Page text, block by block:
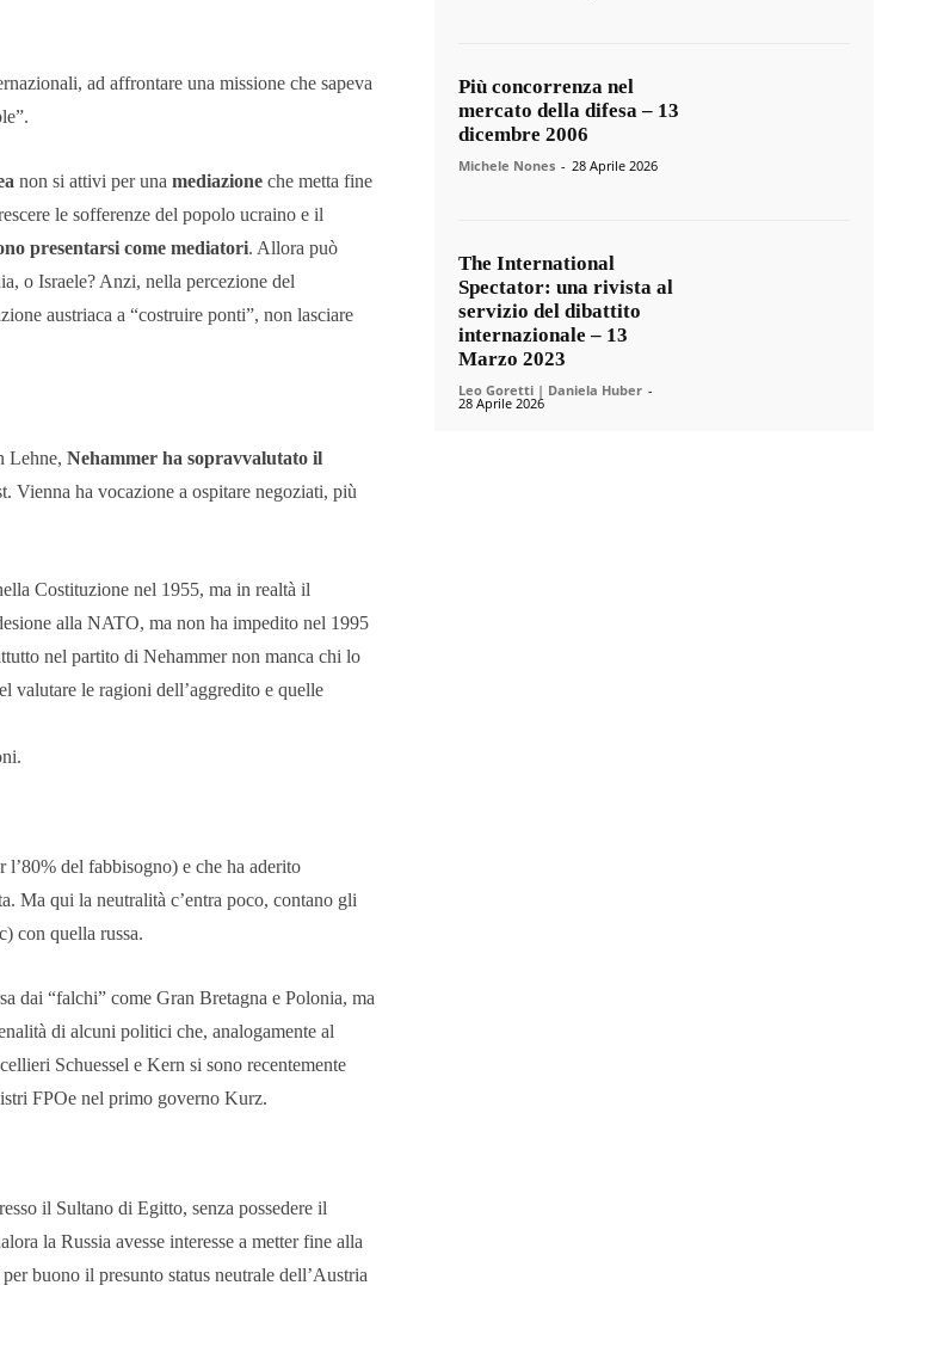
ad affrontare una missione che sapeva
non si attivi per una mediazione che metta fine
le sofferenze del popolo ucraino e il
presentarsi come mediatori. Allora può
o Israele? Anzi, nella percezione del
austriaca a “costruire ponti”, non lasciare
Lehne, Nehammer ha sopravvalutato il
Vienna ha vocazione a ospitare negoziati, più
Costituzione nel 1955, ma in realtà il
alla NATO, ma non ha impedito nel 1995
nel partito di Nehammer non manca chi lo
valutare le ragioni dell’aggredito e quelle
l’80% del fabbisogno) e che ha aderito
Ma qui la neutralità c’entra poco, contano gli
con quella russa.
dai “falchi” come Gran Bretagna e Polonia, ma
di alcuni politici che, analogamente al
Schuessel e Kern si sono recentemente
FPOe nel primo governo Kurz.
il Sultano di Egitto, senza possedere il
la Russia avesse interesse a metter fine alla
buono il presunto status neutrale dell’Austria
Più concorrenza nel
mercato della difesa – 13
dicembre 2006
Michele Nones - 28 Aprile 2026
The International
Spectator: una rivista al
servizio del dibattito
internazionale – 13
Marzo 2023
Leo Goretti | Daniela Huber -
28 Aprile 2026